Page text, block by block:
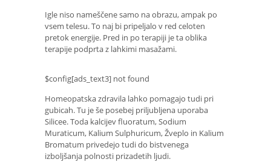
Igle niso nameščene samo na obrazu, ampak po
vsem telesu. To naj bi pripeljalo v red celoten
pretok energije. Pred in po terapiji je ta oblika
terapije podprta z lahkimi masažami.
$config[ads_text3] not found
Homeopatska zdravila lahko pomagajo tudi pri
gubicah. Tu je še posebej priljubljena uporaba
Silicee. Toda kalcijev fluoratum, Sodium
Muraticum, Kalium Sulphuricum, Žveplo in Kalium
Bromatum privedejo tudi do bistvenega
izboljšanja polnosti prizadetih ljudi.